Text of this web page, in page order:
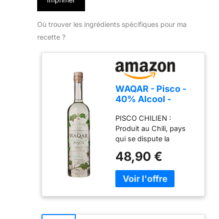
Où trouver les ingrédients spécifiques pour ma
recette ?
WAQAR - Pisco -
40% Alcool -
Bouteille 70 cl
PISCO CHILIEN :
Produit au Chili, pays
qui se dispute la
le Pérou, ce Pisco
artisanal est une eau-
de-vie de vin, obtenue
par distillation du raisin,
au profil fruité, floral et
48,90 €